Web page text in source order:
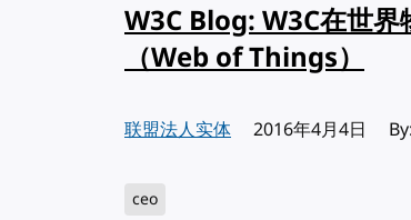
W3C Blog: W3C在世
（Web of Things）
联盟法人实体 发布:
2016年4月4日
ceo